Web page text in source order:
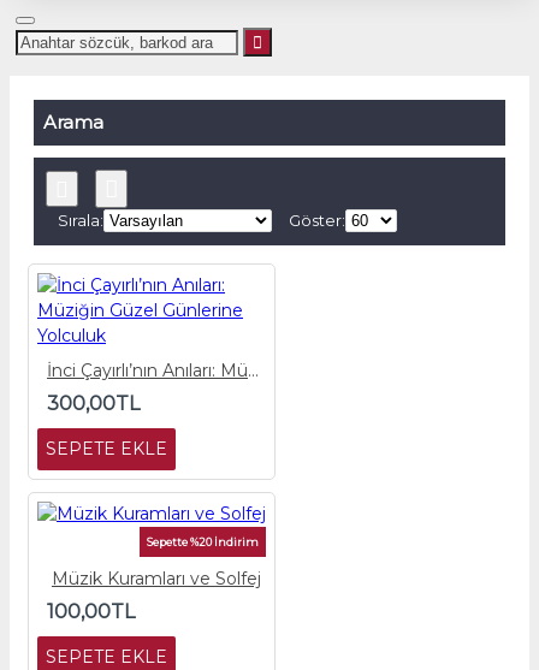
Arama
Sırala: Göster:
İnci Çayırlı’nın Anıları: Müziğin Güzel Günlerine Yolculuk
300,00TL
SEPETE EKLE
Sepette %20 İndirim
Müzik Kuramları ve Solfej
100,00TL
SEPETE EKLE